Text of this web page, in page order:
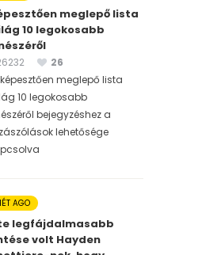
meglepő lista
10 legokosabb
26
meglepő lista
10 legokosabb
bejegyzéshez a
lehetősége
AGO
legfájdalmasabb
volt Hayden